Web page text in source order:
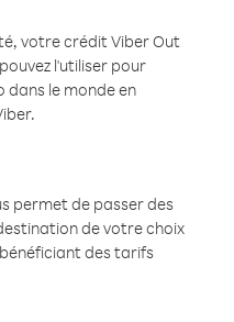
votre crédit Viber Out
l'utiliser pour
le monde en
permet de passer des
de votre choix
des tarifs